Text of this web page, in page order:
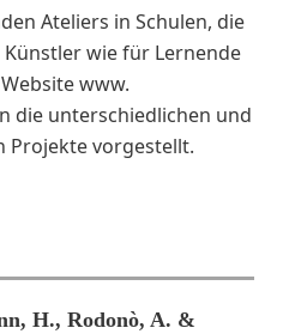
Ateliers in Schulen, die
wie für Lernende
www.
die unterschiedlichen und
Projekte vorgestellt.
H., Rodonò, A. &